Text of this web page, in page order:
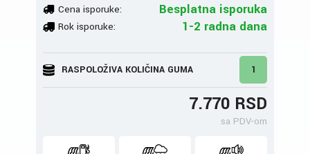
Cena isporuke: Besplatna isporuka
Rok isporuke: 1-2 radna dana
RASPOLOŽIVA KOLIČINA GUMA 1
7.770 RSD
sa PDV-om